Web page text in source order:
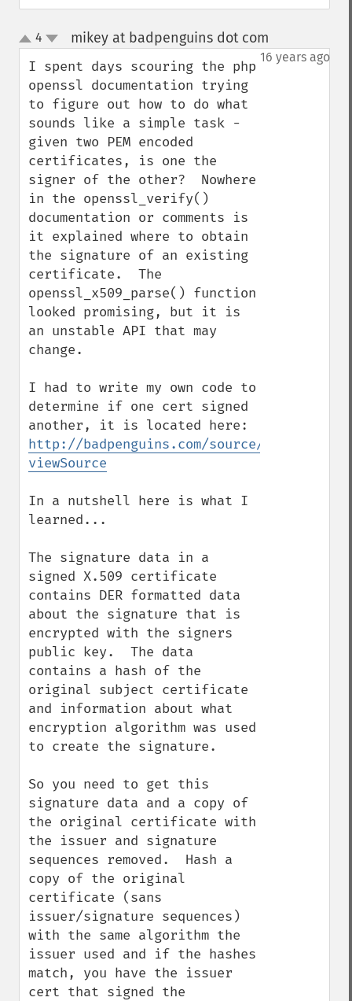
up
down
4 mikey at badpenguins dot com
16 years ago
I spent days scouring the php
openssl documentation trying
to figure out how to do what
sounds like a simple task -
given two PEM encoded
certificates, is one the
signer of the other?  Nowhere
in the openssl_verify()
documentation or comments is
it explained where to obtain
the signature of an existing
certificate.  The
openssl_x509_parse() function
looked promising, but it is
an unstable API that may
change.
I had to write my own code to
determine if one cert signed
http://badpenguins.com/source/misc/
viewSource
In a nutshell here is what I
learned...
The signature data in a
signed X.509 certificate
contains DER formatted data
about the signature that is
encrypted with the signers
public key.  The data
contains a hash of the
original subject certificate
and information about what
encryption algorithm was used
to create the signature.
So you need to get this
signature data and a copy of
the original certificate with
the issuer and signature
sequences removed.  Hash a
copy of the original
certificate (sans
issuer/signature sequences)
with the same algorithm the
issuer used and if the hashes
match, you have the issuer
cert that signed the